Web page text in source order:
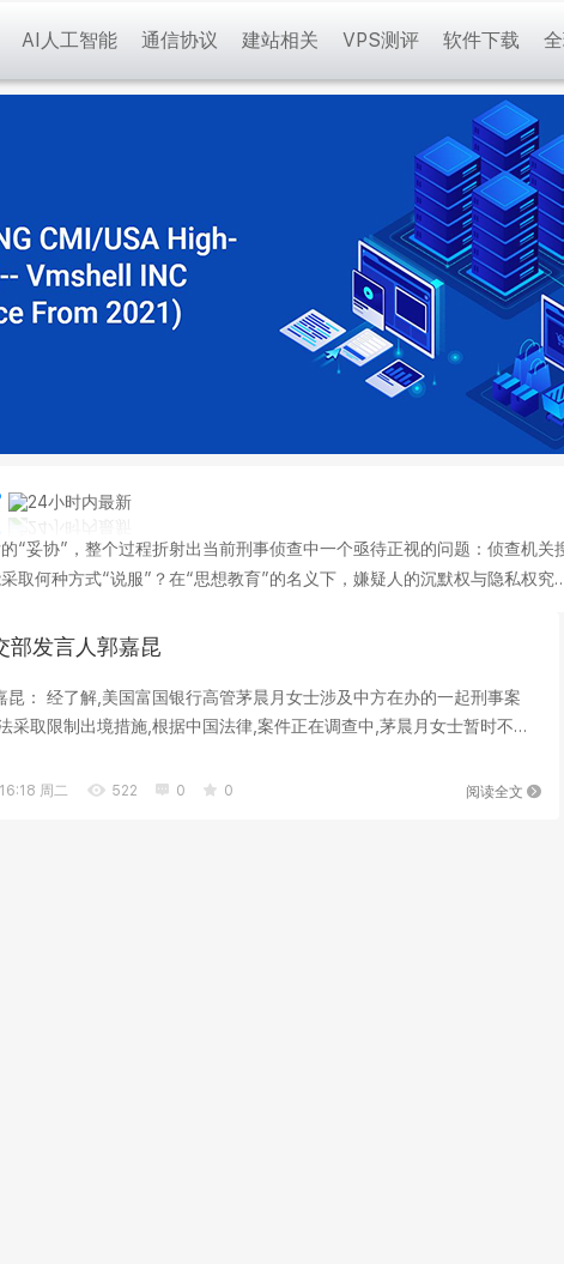
AI人工智能 通信协议 建站相关 VPS测评 软件下载
“妥协”，整个过程折射出当前刑事侦查中一个亟待正视的问题：侦查机关
取何种方式“说服”？在“思想教育”的名义下，嫌疑人的沉默权与隐私权究
部发言人郭嘉昆
昆： 经了解,美国富国银行高管茅晨月女士涉及中方在办的一起刑事案
采取限制出境措施,根据中国法律,案件正在调查中,茅晨月女士暂时不能
阅读全文
周二 522 0 0